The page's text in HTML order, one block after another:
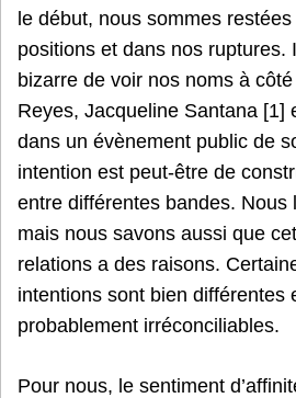
le début, nous sommes
positions et dans nos ruptures.
bizarre de voir nos noms à
Reyes, Jacqueline Santana [1]
dans un évènement public de
intention est peut-être de
entre différentes bandes. Nous
mais nous savons aussi que
relations a des raisons.
intentions sont bien différentes
probablement irréconciliables.
Pour nous, le sentiment